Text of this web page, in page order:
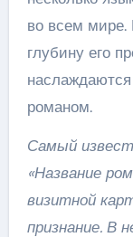
во всем мире.
глубину его
романом.
Самый
«Название
визитной
признание. В